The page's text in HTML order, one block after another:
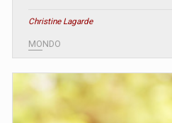
Christine Lagarde
MONDO